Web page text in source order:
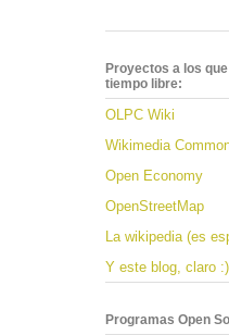
Proyectos a los
tiempo libre:
OLPC Wiki
Wikimedia
Open Economy
OpenStreetMap
La wikipedia (es
Y este blog, claro :)
Programas Open